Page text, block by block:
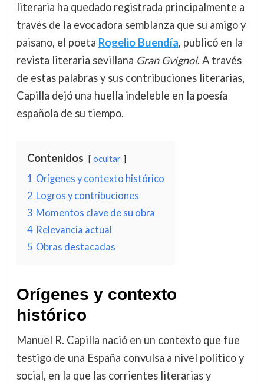
literaria ha quedado registrada principalmente a
través de la evocadora semblanza que su amigo y
paisano, el poeta Rogelio Buendía, publicó en la
revista literaria sevillana Gran Gvignol. A través
de estas palabras y sus contribuciones literarias,
Capilla dejó una huella indeleble en la poesía
española de su tiempo.
Contenidos ocultar
1 Orígenes y contexto histórico
2 Logros y contribuciones
3 Momentos clave de su obra
4 Relevancia actual
5 Obras destacadas
Orígenes y contexto
histórico
Manuel R. Capilla nació en un contexto que fue
testigo de una España convulsa a nivel político y
social, en la que las corrientes literarias y